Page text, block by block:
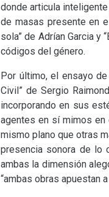
donde articula
de masas presente en
sola” de Adrían Garcia
códigos del género.
Por último, el ensayo
Civil” de Sergio
incorporando en sus
agentes en sí mimos en
mismo plano que otras
presencia sonora de lo
ambas la dimensión
“ambas obras apuestan